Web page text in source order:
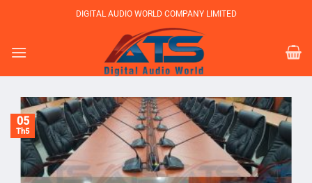
dung
DIGITAL AUDIO WORLD COMPANY LIMITED
05
Th5